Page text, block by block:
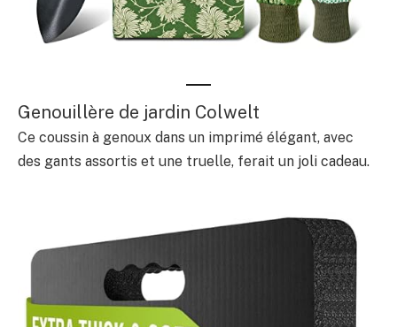
Genouillère de jardin Colwelt
Ce coussin à genoux dans un imprimé élégant, avec
des gants assortis et une truelle, ferait un joli cadeau.